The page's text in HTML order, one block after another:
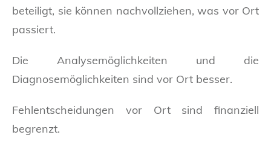
beteiligt, sie können nachvollziehen, was vor Ort
passiert.
Die Analysemöglichkeiten und die
Diagnosemöglichkeiten sind vor Ort besser.
Fehlentscheidungen vor Ort sind finanziell
begrenzt.